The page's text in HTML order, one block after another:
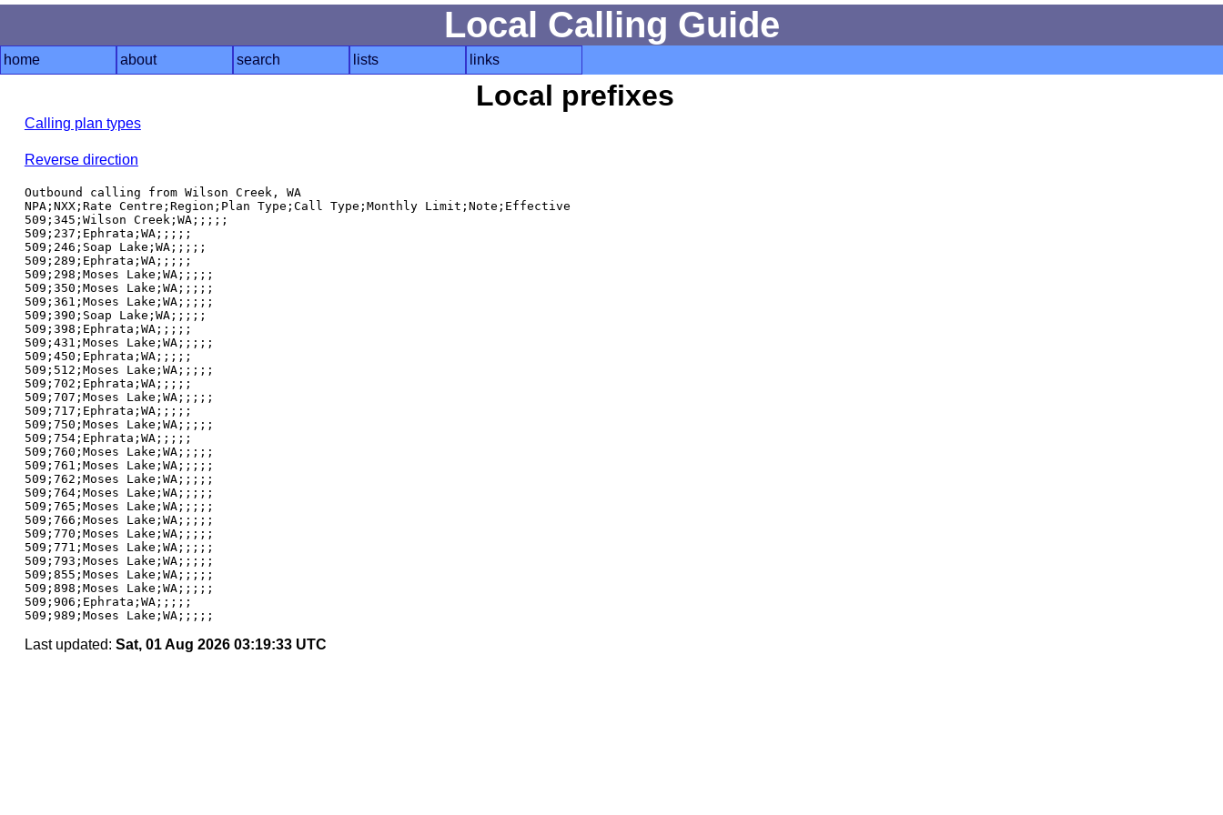
Local Calling Guide
home about search lists links
Local prefixes
Calling plan types
Reverse direction
Outbound calling from Wilson Creek, WA
NPA;NXX;Rate Centre;Region;Plan Type;Call Type;Monthly Limit;Note;Effective
509;345;Wilson Creek;WA;;;;;
509;237;Ephrata;WA;;;;;
509;246;Soap Lake;WA;;;;;
509;289;Ephrata;WA;;;;;
509;298;Moses Lake;WA;;;;;
509;350;Moses Lake;WA;;;;;
509;361;Moses Lake;WA;;;;;
509;390;Soap Lake;WA;;;;;
509;398;Ephrata;WA;;;;;
509;431;Moses Lake;WA;;;;;
509;450;Ephrata;WA;;;;;
509;512;Moses Lake;WA;;;;;
509;702;Ephrata;WA;;;;;
509;707;Moses Lake;WA;;;;;
509;717;Ephrata;WA;;;;;
509;750;Moses Lake;WA;;;;;
509;754;Ephrata;WA;;;;;
509;760;Moses Lake;WA;;;;;
509;761;Moses Lake;WA;;;;;
509;762;Moses Lake;WA;;;;;
509;764;Moses Lake;WA;;;;;
509;765;Moses Lake;WA;;;;;
509;766;Moses Lake;WA;;;;;
509;770;Moses Lake;WA;;;;;
509;771;Moses Lake;WA;;;;;
509;793;Moses Lake;WA;;;;;
509;855;Moses Lake;WA;;;;;
509;898;Moses Lake;WA;;;;;
509;906;Ephrata;WA;;;;;
Last updated: Sat, 01 Aug 2026 03:19:33 UTC